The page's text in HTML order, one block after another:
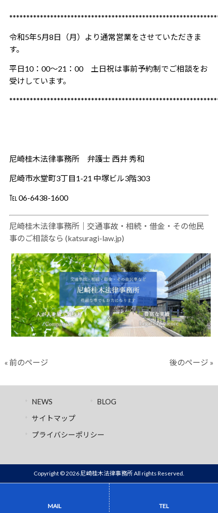
令和5年5月8日（月）より通常営業をさせていただきま
す。
平日10：00～21：00 土日祝は事前予約制でご相談をお
受けしています。
尼崎桂木法律事務所 弁護士 西井 秀和
尼崎市水堂町3丁目1-21 中塚ビル3階303
℡ 06-6438-1600
尼崎桂木法律事務所｜交通事故・相続・借金・その他民
事のご相談なら (katsuragi-law.jp)
« 前のページ 後のページ »
NEWS
BLOG
サイトマップ
プライバシーポリシー
Copyright © 2026 尼崎桂木法律事務所 All rights Reserved.
MAIL TEL